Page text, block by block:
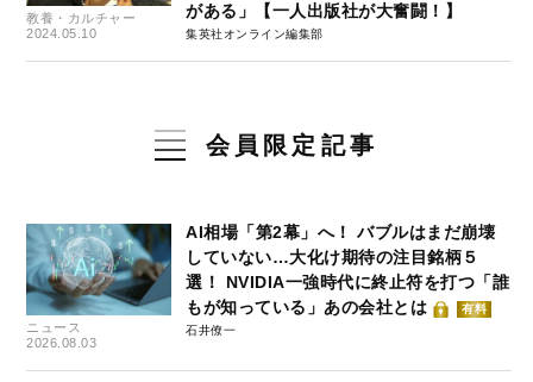
教養・カルチャー
2024.05.10
がある」【一人出版社が大奮闘！】
集英社オンライン編集部
会員限定記事
ニュース
2026.08.03
AI相場「第2幕」へ！ バブルはまだ崩壊
していない…大化け期待の注目銘柄５
選！ NVIDIA一強時代に終止符を打つ「誰
もが知っている」あの会社とは
有料
石井僚一